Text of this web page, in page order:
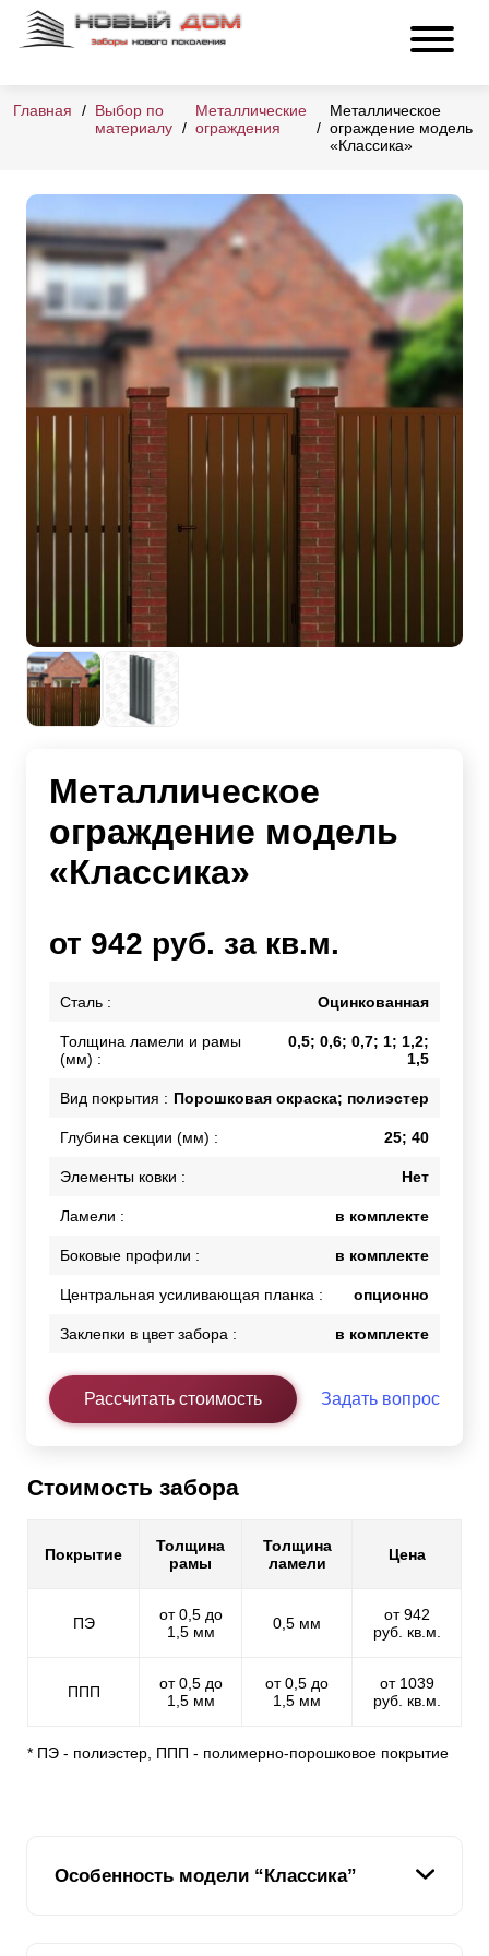
Главная
Выбор по
материалу
Металлические
ограждения
Металлическое
ограждение модель
«Классика»
Металлическое
ограждение модель
«Классика»
от 942 руб. за кв.м.
Сталь : Оцинкованная
Толщина ламели и рамы
(мм) :
0,5; 0,6; 0,7; 1; 1,2;
1,5
Вид покрытия : Порошковая окраска; полиэстер
Глубина секции (мм) : 25; 40
Элементы ковки : Нет
Ламели : в комплекте
Боковые профили : в комплекте
Центральная усиливающая планка : опционно
Заклепки в цвет забора : в комплекте
Рассчитать стоимость Задать вопрос
Стоимость забора
Покрытие
Толщина
рамы
Толщина
ламели
Цена
ПЭ
от 0,5 до
1,5 мм
0,5 мм
от 942
руб. кв.м.
ППП
от 0,5 до
1,5 мм
от 0,5 до
1,5 мм
от 1039
руб. кв.м.
* ПЭ - полиэстер, ППП - полимерно-порошковое покрытие
Особенность модели “Классика”